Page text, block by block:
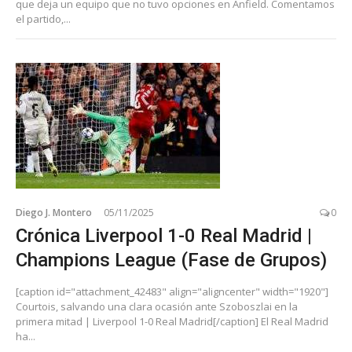
que deja un equipo que no tuvo opciones en Anfield. Comentamos
el partido,...
Diego J. Montero 05/11/2025 0
Crónica Liverpool 1-0 Real Madrid |
Champions League (Fase de Grupos)
[caption id="attachment_42483" align="aligncenter" width="1920"]
Courtois, salvando una clara ocasión ante Szoboszlai en la
primera mitad | Liverpool 1-0 Real Madrid[/caption] El Real Madrid
ha...